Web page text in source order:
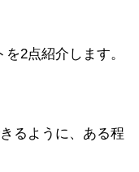
2点紹介します。
るように、ある程